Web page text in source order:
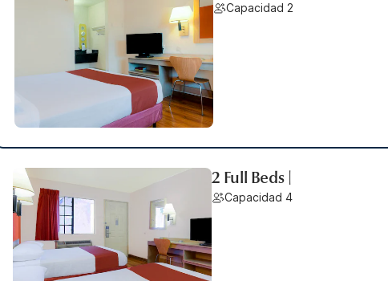
Capacidad 2
2 Full Beds |
Capacidad 4